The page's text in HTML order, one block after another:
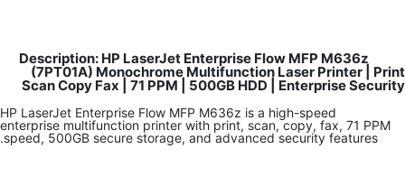
Description: HP LaserJet Enterprise Flow MFP M636z
(7PT01A) Monochrome Multifunction Laser Printer | Print
Scan Copy Fax | 71 PPM | 500GB HDD | Enterprise Security
HP LaserJet Enterprise Flow MFP M636z is a high-speed
enterprise multifunction printer with print, scan, copy, fax, 71 PPM
speed, 500GB secure storage, and advanced security features.